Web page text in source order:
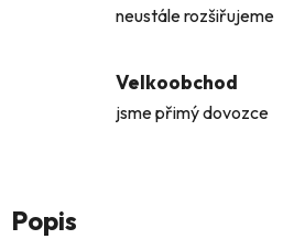
neustále rozšiřujeme
Velkoobchod
jsme přimý dovozce
Popis